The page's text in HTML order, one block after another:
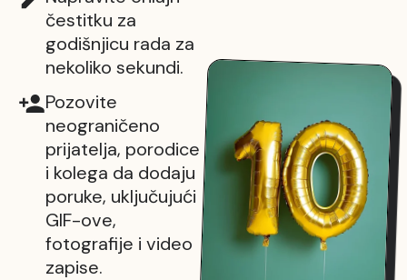
čestitku za
godišnjicu rada za
nekoliko sekundi.
Pozovite
neograničeno
prijatelja, porodice
i kolega da dodaju
poruke, uključujući
GIF-ove,
fotografije i video
zapise.